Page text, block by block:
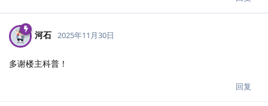
河石 2025年11月30日
多谢楼主科普！
回复